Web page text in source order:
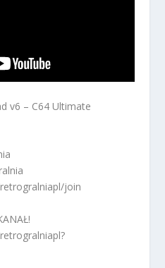
v6 – C64 Ultimate
join